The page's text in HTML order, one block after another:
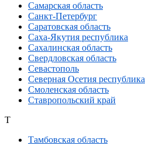
Самарская область
Санкт-Петербург
Саратовская область
Саха-Якутия республика
Сахалинская область
Свердловская область
Севастополь
Северная Осетия республика
Смоленская область
Ставропольский край
Т
Тамбовская область